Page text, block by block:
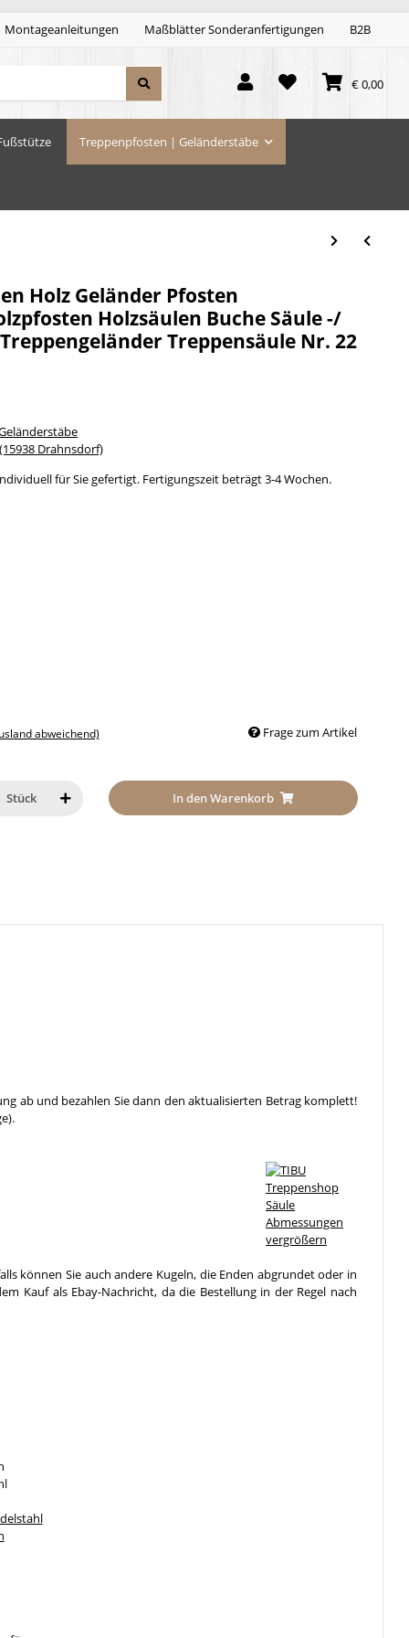
Montageanleitungen Maßblätter Sonderanfertigungen B2B
€ 0,00
Treppenpfosten | Geländerstäbe
Holz Geländer Pfosten
Holzsäulen Buche Säule -/
Treppensäule Nr. 22
Drahnsdorf)
für Sie gefertigt. Fertigungszeit beträgt 3-4 Wochen.
abweichend) Frage zum Artikel
Stück In den Warenkorb
ab und bezahlen Sie dann den aktualisierten Betrag komplett!
vergrößern
können Sie auch andere Kugeln, die Enden abgrundet oder in
Kauf als Ebay-Nachricht, da die Bestellung in der Regel nach